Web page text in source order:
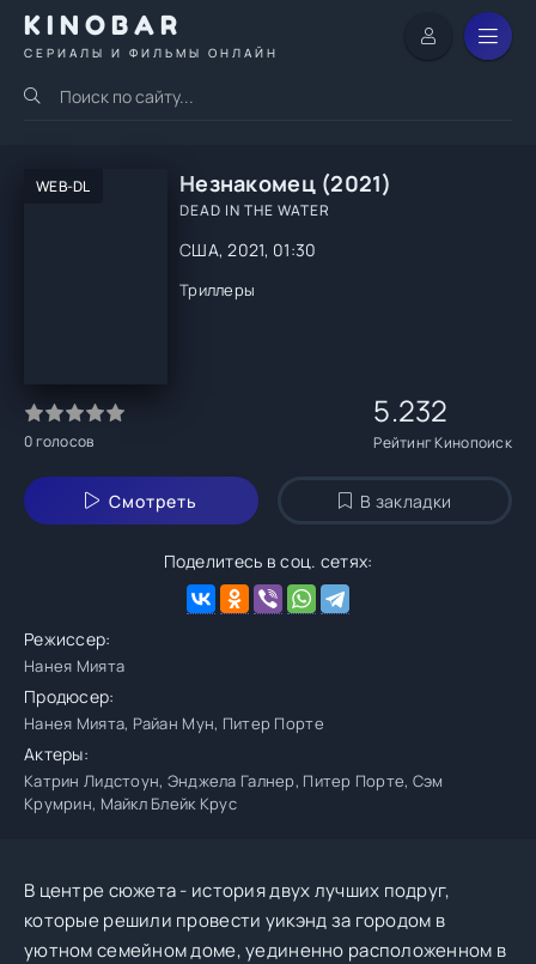
KINOBAR
СЕРИАЛЫ И ФИЛЬМЫ ОНЛАЙН
WEB-DL Незнакомец (2021)
DEAD IN THE WATER
США, 2021, 01:30
Триллеры
0голосов
5.232
Рейтинг Кинопоиск
Смотреть В закладки
Поделитесь в соц. сетях:
Режиссер:
Нанея Мията
Продюсер:
Нанея Мията, Райан Мун, Питер Порте
Актеры:
Катрин Лидстоун, Энджела Галнер, Питер Порте, Сэм
Крумрин, Майкл Блейк Крус
В центре сюжета - история двух лучших подруг,
которые решили провести уикэнд за городом в
уютном семейном доме, уединенно расположенном в